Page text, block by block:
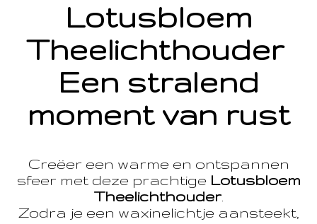
Lotusbloem
Theelichthouder
Een stralend
moment van rust
Creëer een warme en ontspannen
sfeer met deze prachtige Lotusbloem
Theelichthouder.
Zodra je een waxinelichtje aansteekt,